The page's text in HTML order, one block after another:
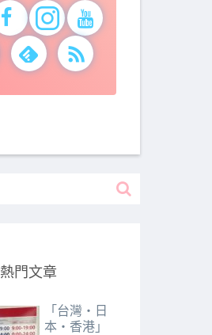
熱門文章
「台灣・日
本・香港」